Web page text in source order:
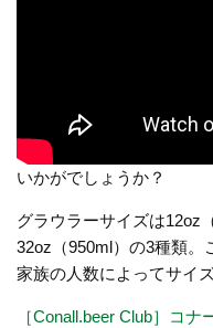
いかがでしょうか？
グラウラーサイズは12oz
32oz（950ml）の3種類。
家族の人数によってサイ
［Conall.beer Club］コ